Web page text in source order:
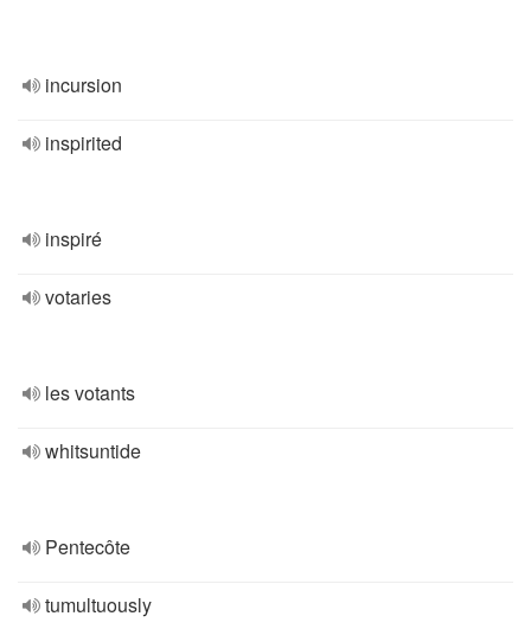
incursion
inspirited
inspiré
votaries
les votants
whitsuntide
Pentecôte
tumultuously